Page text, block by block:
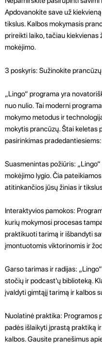
Apdovanokite save už
tikslus. Kalbos mokymasis
prireikti laiko, tačiau kiekvienas
mokėjimo.
3 poskyris: Sužinokite
„Lingo“ programa yra
nuo nulio. Tai moderni
mokymo metodus ir
mokytis prancūzų. Štai keletas
pasirinkimas pradedantiesiems:
Suasmenintas požiūris:
mokėjimo lygio. Čia
atitinkančios jūsų žinias ir
Interaktyvios pamokos:
kurių mokymosi procesas
praktikuoti tarimą ir išbandyti
įmontuotomis viktorinomis ir
Garso tarimas ir radijas:
stočių ir podcast'ų biblioteką.
įvaldyti gimtąjį tarimą ir kalbos
Nuolatinė praktika: Programos
padės išlaikyti įprastą praktiką
kalbos. Gausite pranešimus